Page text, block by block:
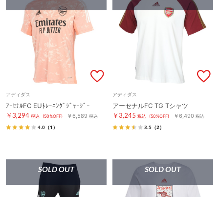
アディダス
ｱｰｾﾅﾙFC EUﾄﾚｰﾆﾝｸﾞｼﾞｬｰｼﾞｰ
￥3,294 税込 (50%OFF) ￥6,589 税込
4.0 （1）
アディダス
アーセナルFC TG Tシャツ
￥3,245 税込 (50%OFF) ￥6,490 税込
3.5 （2）
SOLD OUT SOLD OUT